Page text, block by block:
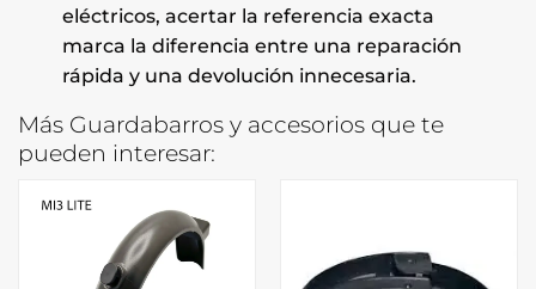
eléctricos, acertar la referencia exacta
marca la diferencia entre una reparación
rápida y una devolución innecesaria.
Más Guardabarros y accesorios que te
pueden interesar: